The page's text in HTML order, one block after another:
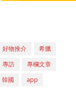
好物推介
希臘
專訪
專欄文章
韓國 app